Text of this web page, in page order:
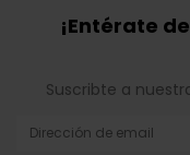
¡Entérate
Suscribte a